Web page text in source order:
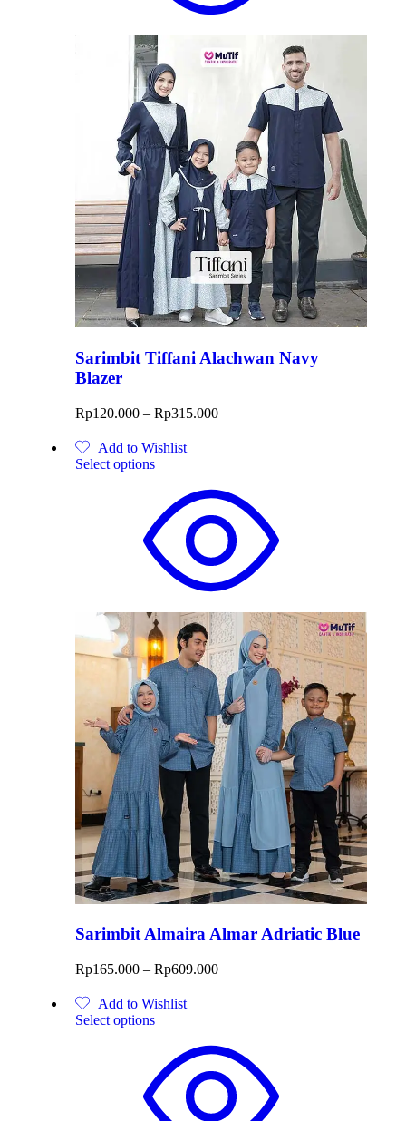
Sarimbit Tiffani Alachwan Navy
Blazer
Rp120.000 – Rp315.000
Add to Wishlist
Select options
Sarimbit Almaira Almar Adriatic Blue
Rp165.000 – Rp609.000
Add to Wishlist
Select options